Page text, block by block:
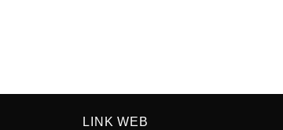
LINK WEB